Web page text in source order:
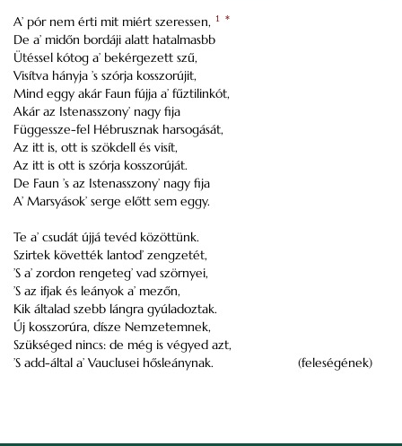
A’ pór nem érti mit miért szeressen, 1 *
De a’ midőn bordáji alatt hatalmasbb
Ütéssel kótog a’ bekérgezett szű,
Visítva hányja ’s szórja kosszorújit,
Mind eggy akár Faun fújja a’ fűztilinkót,
Akár az Istenasszony’ nagy fija
Függessze-fel Hébrusznak harsogását,
Az itt is, ott is szökdell és visít,
Az itt is ott is szórja kosszorúját.
De Faun ’s az Istenasszony’ nagy fija
A’ Marsyások’ serge előtt sem eggy.
Te a’ csudát újjá tevéd közöttünk.
Szirtek követték lantod’ zengzetét,
’S a’ zordon rengeteg’ vad szörnyei,
’S az ifjak és leányok a’ mezőn,
Kik általad szebb lángra gyúladoztak.
Új kosszorúra, dísze Nemzetemnek,
Szükséged nincs: de még is végyed azt,
’S add-által a’ Vauclusei hősleánynak.
(feleségének)